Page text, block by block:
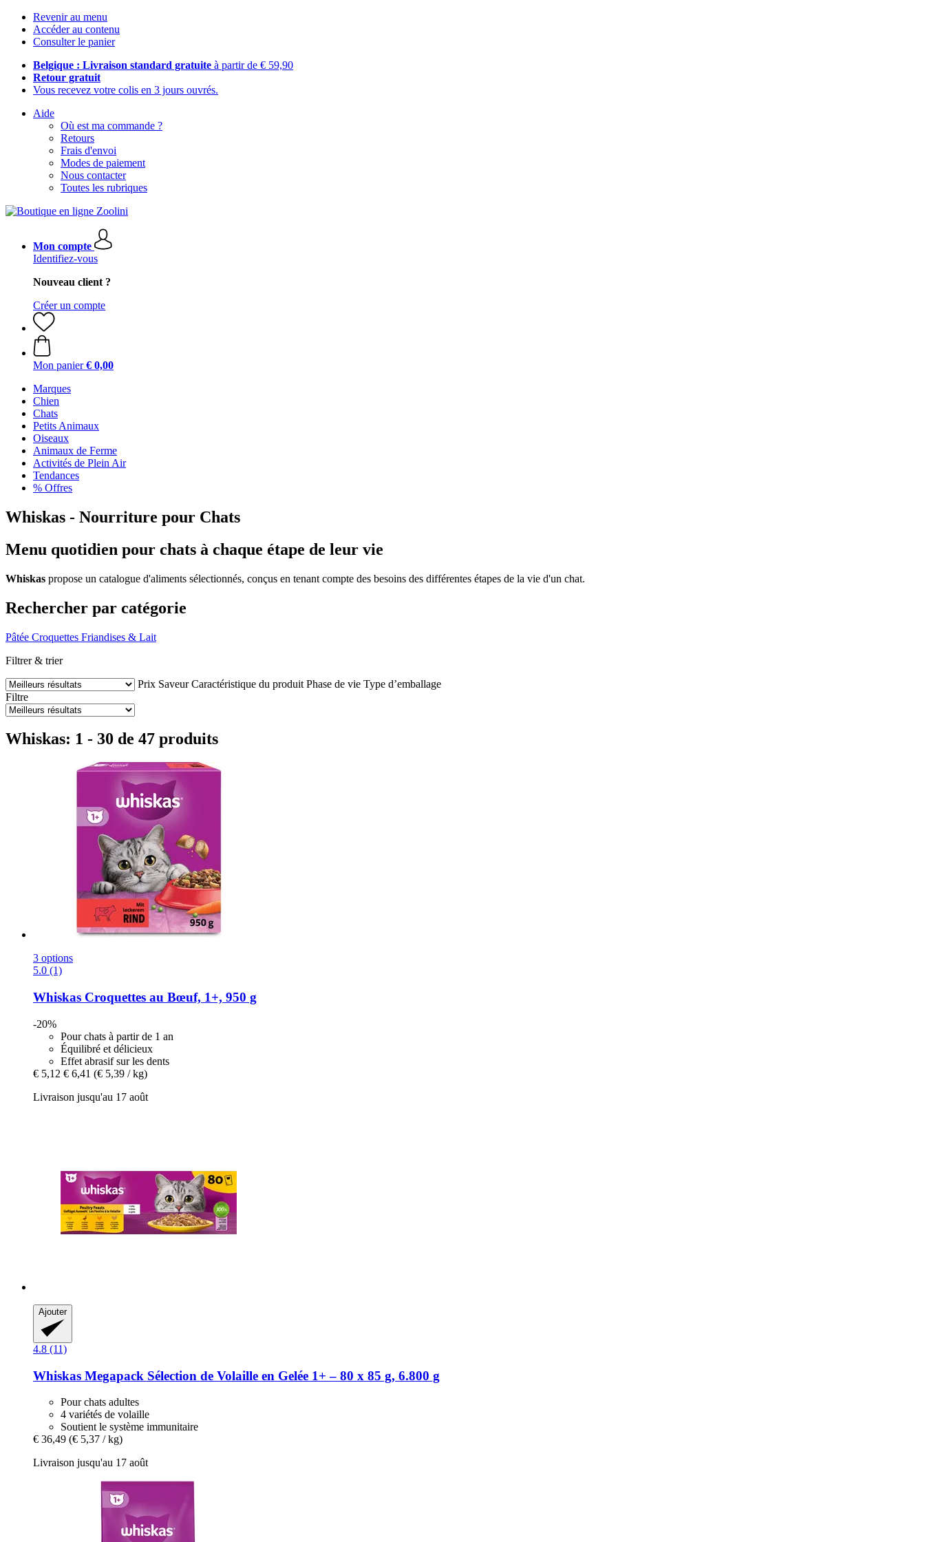
Revenir au menu
Accéder au contenu
Consulter le panier
Belgique : Livraison standard gratuite à partir de € 59,90
Retour gratuit
Vous recevez votre colis en 3 jours ouvrés.
Aide
Où est ma commande ?
Retours
Frais d'envoi
Modes de paiement
Nous contacter
Toutes les rubriques
Mon compte
Identifiez-vous
Nouveau client ?
Créer un compte
Mon panier € 0,00
Marques
Chien
Chats
Petits Animaux
Oiseaux
Animaux de Ferme
Activités de Plein Air
Tendances
% Offres
Whiskas - Nourriture pour Chats
Menu quotidien pour chats à chaque étape de leur vie
Whiskas propose un catalogue d'aliments sélectionnés, conçus en tenant compte des besoins des différentes étapes de la vie d'un chat.
Rechercher par catégorie
Pâtée Croquettes Friandises & Lait
Filtrer & trier
Prix SaveurCaractéristique du produit Phase de vie Type d’emballage
Filtre
Whiskas: 1 - 30 de 47 produits
3 options
5.0 (1)
Whiskas Croquettes au Bœuf, 1+, 950 g
-20%
Pour chats à partir de 1 an
Équilibré et délicieux
Effet abrasif sur les dents
€ 5,12 € 6,41 (€ 5,39 / kg)
Livraison jusqu'au 17 août
Ajouter
4.8 (11)
Whiskas Megapack Sélection de Volaille en Gelée 1+ – 80 x 85 g, 6.800 g
Pour chats adultes
4 variétés de volaille
Soutient le système immunitaire
€ 36,49 (€ 5,37 / kg)
Livraison jusqu'au 17 août